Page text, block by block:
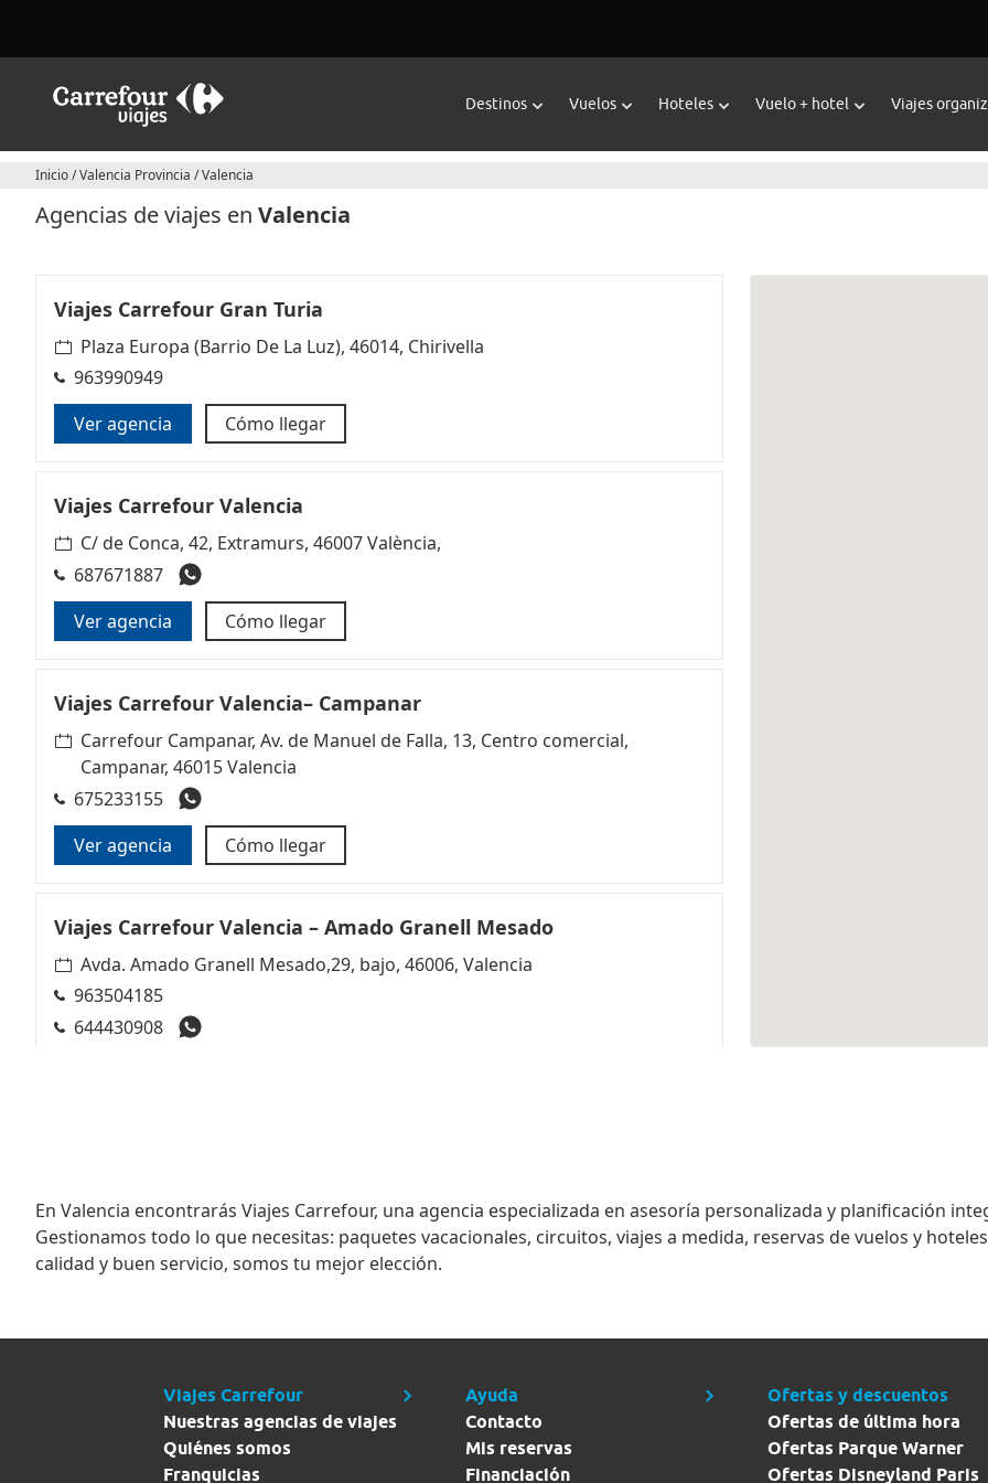
Destinos Vuelos Hoteles Vuelo + hotel Viajes
Inicio/Valencia Provincia /Valencia
Agencias de viajes en Valencia
Viajes Carrefour Gran Turia
Plaza Europa (Barrio De La Luz), 46014, Chirivella
963990949
Ver agencia
Cómo llegar
Viajes Carrefour Valencia
C/ de Conca, 42, Extramurs, 46007 València,
687671887
Ver agencia
Cómo llegar
Viajes Carrefour Valencia– Campanar
Carrefour Campanar, Av. de Manuel de Falla, 13, Centro comercial,
Campanar, 46015 Valencia
675233155
Ver agencia
Cómo llegar
Viajes Carrefour Valencia – Amado Granell Mesado
Avda. Amado Granell Mesado,29, bajo, 46006, Valencia
963504185
644430908
Viajes Carrefour
Avenida Dr. Pesset
En Valencia encontrarás Viajes Carrefour, una agencia especializada en asesoría personalizada y planificación
Gestionamos todo lo que necesitas: paquetes vacacionales, circuitos, viajes a medida, reservas de vuelos y
calidad y buen servicio, somos tu mejor elección.
Viajes Carrefour
Nuestras agencias de viajes
Quiénes somos
Franquicias
Ayuda
Contacto
Mis reservas
Financiación
Ofertas y descuentos
Ofertas de última hora
Ofertas Parque Warner
Ofertas Disneyland Paris